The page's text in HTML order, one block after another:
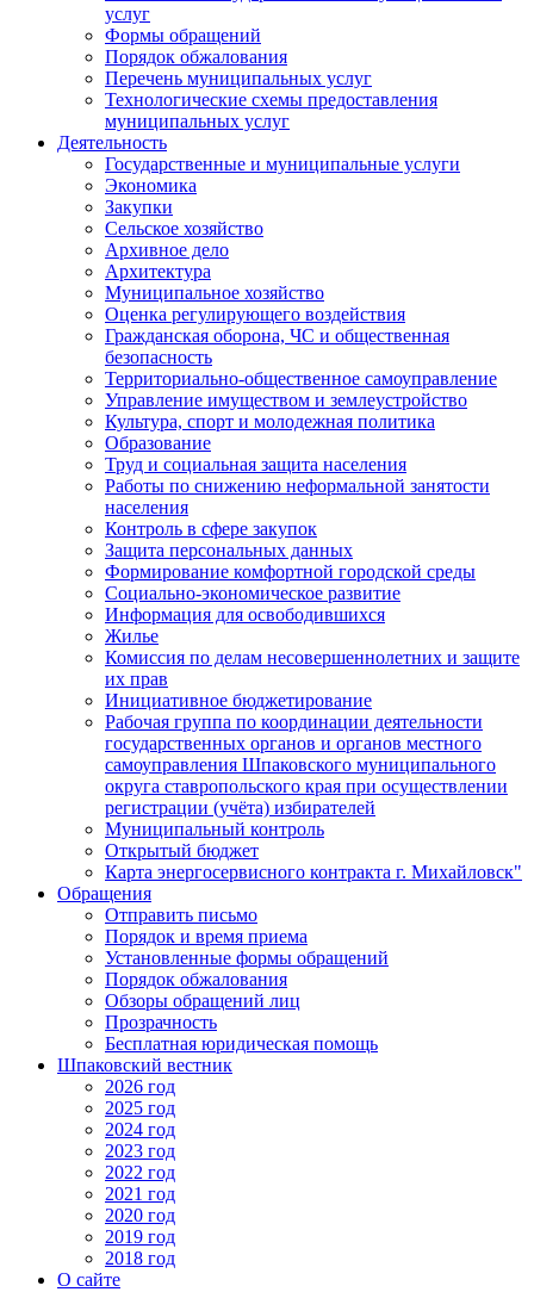
услуг
Формы обращений
Порядок обжалования
Перечень муниципальных услуг
Технологические схемы предоставления
муниципальных услуг
Деятельность
Государственные и муниципальные услуги
Экономика
Закупки
Сельское хозяйство
Архивное дело
Архитектура
Муниципальное хозяйство
Оценка регулирующего воздействия
Гражданская оборона, ЧС и общественная
безопасность
Территориально-общественное самоуправление
Управление имуществом и землеустройство
Культура, спорт и молодежная политика
Образование
Труд и социальная защита населения
Работы по снижению неформальной занятости
населения
Контроль в сфере закупок
Защита персональных данных
Формирование комфортной городской среды
Социально-экономическое развитие
Информация для освободившихся
Жилье
Комиссия по делам несовершеннолетних и защите
их прав
Инициативное бюджетирование
Рабочая группа по координации деятельности
государственных органов и органов местного
самоуправления Шпаковского муниципального
округа ставропольского края при осуществлении
регистрации (учёта) избирателей
Муниципальный контроль
Открытый бюджет
Карта энергосервисного контракта г. Михайловск"
Обращения
Отправить письмо
Порядок и время приема
Установленные формы обращений
Порядок обжалования
Обзоры обращений лиц
Прозрачность
Бесплатная юридическая помощь
Шпаковский вестник
2026 год
2025 год
2024 год
2023 год
2022 год
2021 год
2020 год
2019 год
2018 год
О сайте